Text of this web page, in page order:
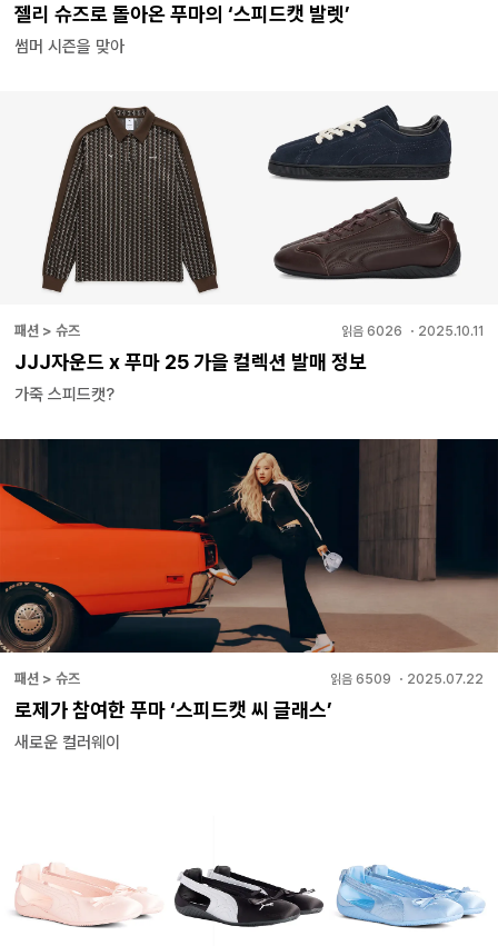
젤리 슈즈로 돌아온 푸마의 ‘스피드캣 발렛’
썸머 시즌을 맞아
패션 > 슈즈 읽음 6026 ・ 2025.10.11
JJJ자운드 x 푸마 25 가을 컬렉션 발매 정보
가죽 스피드캣?
패션 > 슈즈 읽음 6509 ・ 2025.07.22
로제가 참여한 푸마 ‘스피드캣 씨 글래스’
새로운 컬러웨이